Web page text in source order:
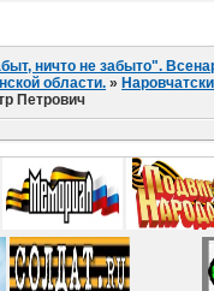
ничто не забыто".
области. »
Петрович